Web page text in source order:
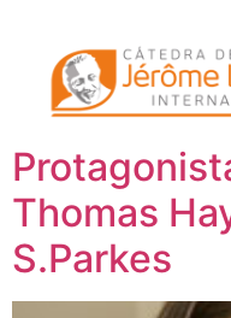
Connubii
Thomas
S.Parkes